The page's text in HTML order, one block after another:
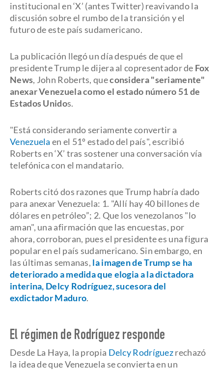
institucional en ‘X’ (antes Twitter) reavivando la
discusión sobre el rumbo de la transición y el
futuro de este país sudamericano.
La publicación llegó un día después de que el
presidente Trump le dijera al copresentador de Fox
News, John Roberts, queconsidera "seriamente"
anexar Venezuela como el estado número 51 de
Estados Unidos.
"Está considerando seriamente convertir a
Venezuelaen el 51º estado del país", escribió
Roberts en ‘X’ tras sostener una conversación vía
telefónica con el mandatario.
Roberts citó dos razones que Trump habría dado
para anexar Venezuela: 1. "Allí hay 40 billones de
dólares en petróleo”; 2. Que los venezolanos "lo
aman", una afirmación que las encuestas, por
ahora, corroboran, pues el presidente es una figura
popular en el país sudamericano. Sin embargo, en
las últimas semanas, la imagen de Trump se ha
deteriorado a medida que elogia a la dictadora
interina, Delcy Rodríguez, sucesora del
exdictador Maduro.
El régimen de Rodríguez responde
Desde La Haya, la propia Delcy Rodríguezrechazó
la idea de que Venezuela se convierta en un